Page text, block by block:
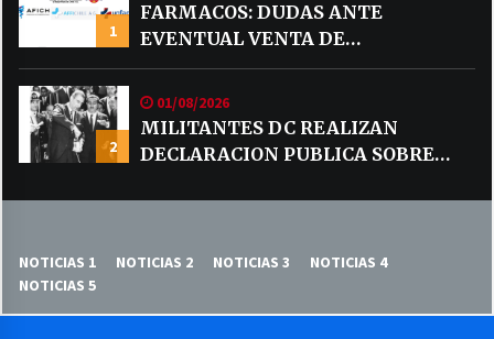
1
FARMACOS: DUDAS ANTE
EVENTUAL VENTA DE
MEDICAMENTOS POR MERCADO
LIBRE
2
01/08/2026
MILITANTES DC REALIZAN
DECLARACION PUBLICA SOBRE
NOTICIAS 1 NOTICIAS 2 NOTICIAS 3
NOTICIAS 4
NOTICIAS 5